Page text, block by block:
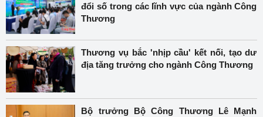
đổi số trong các lĩnh vực của ngành Công
Thương
Thương vụ bắc 'nhịp cầu' kết nối, tạo dư
địa tăng trưởng cho ngành Công Thương
Bộ trưởng Bộ Công Thương Lê Mạnh